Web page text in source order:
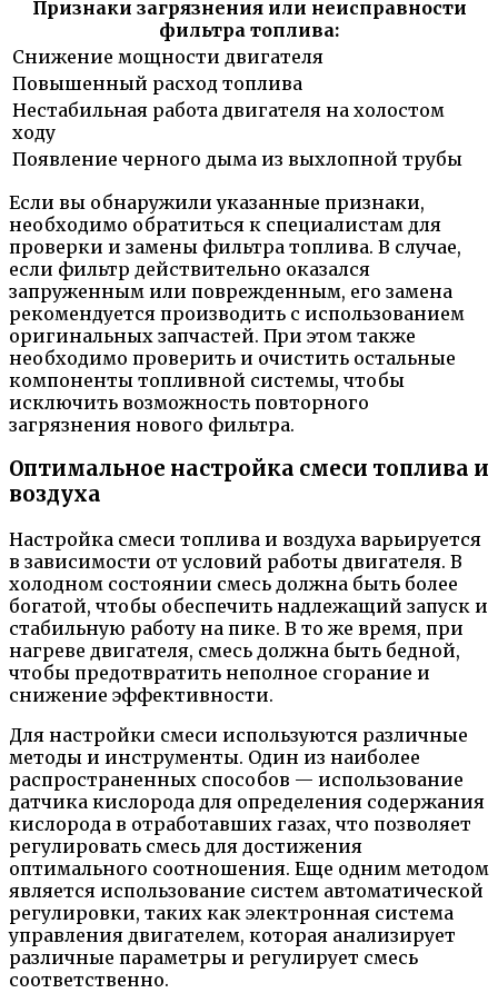
Признаки загрязнения или неисправности
фильтра топлива:
Снижение мощности двигателя
Повышенный расход топлива
Нестабильная работа двигателя на холостом
ходу
Появление черного дыма из выхлопной трубы
Если вы обнаружили указанные признаки,
необходимо обратиться к специалистам для
проверки и замены фильтра топлива. В случае,
если фильтр действительно оказался
запруженным или поврежденным, его замена
рекомендуется производить с использованием
оригинальных запчастей. При этом также
необходимо проверить и очистить остальные
компоненты топливной системы, чтобы
исключить возможность повторного
загрязнения нового фильтра.
Оптимальное настройка смеси топлива и
воздуха
Настройка смеси топлива и воздуха варьируется
в зависимости от условий работы двигателя. В
холодном состоянии смесь должна быть более
богатой, чтобы обеспечить надлежащий запуск и
стабильную работу на пике. В то же время, при
нагреве двигателя, смесь должна быть бедной,
чтобы предотвратить неполное сгорание и
снижение эффективности.
Для настройки смеси используются различные
методы и инструменты. Один из наиболее
распространенных способов — использование
датчика кислорода для определения содержания
кислорода в отработавших газах, что позволяет
регулировать смесь для достижения
оптимального соотношения. Еще одним методом
является использование систем автоматической
регулировки, таких как электронная система
управления двигателем, которая анализирует
различные параметры и регулирует смесь
соответственно.